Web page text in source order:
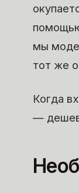
мы
тот же
Когда
—